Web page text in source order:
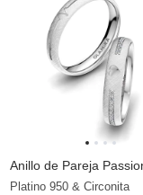
Platino 950 & Circonita